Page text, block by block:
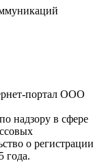
портал ООО
надзору в сфере
о регистрации
года.